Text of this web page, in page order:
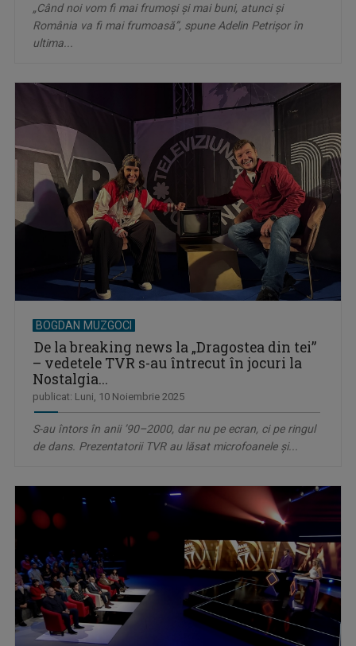
„Când noi vom fi mai frumoși și mai buni, atunci și
România va fi mai frumoasă”, spune Adelin Petrișor în
ultima...
BOGDAN MUZGOCI
De la breaking news la „Dragostea din tei”
– vedetele TVR s-au întrecut în jocuri la
Nostalgia...
publicat: Luni, 10 Noiembrie 2025
S-au întors în anii ’90–2000, dar nu pe ecran, ci pe ringul
de dans. Prezentatorii TVR au lăsat microfoanele și...